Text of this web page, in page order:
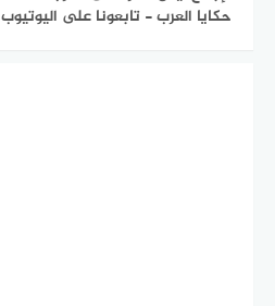
حكايا العرب - تابعونا على اليوتيوب